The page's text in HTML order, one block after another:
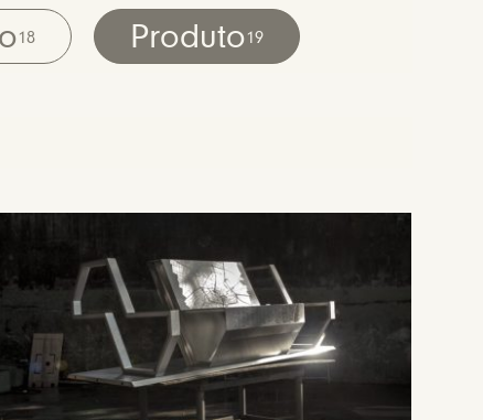
18 Produto19